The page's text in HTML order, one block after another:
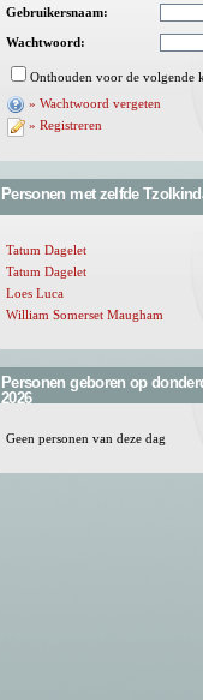
Gebruikersnaam:
Wachtwoord:
Onthouden voor de volgende
» Wachtwoord vergeten
» Registreren
Personen met zelfde
Tatum Dagelet
Tatum Dagelet
Loes Luca
William Somerset Maugham
Personen geboren op
2026
Geen personen van deze dag